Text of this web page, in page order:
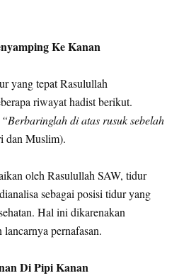
Ke Kanan
yang tepat Rasulullah
riwayat hadist berikut.
“Berbaringlah di atas rusuk sebelah
dan Muslim).
oleh Rasulullah SAW, tidur
sebagai posisi tidur yang
Hal ini dikarenakan
pernafasan.
Di Pipi Kanan